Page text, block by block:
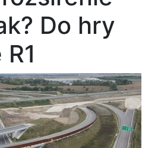
Do hry